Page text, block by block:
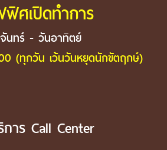
ศเปิดทำการ
นทร์ - วันอาทิตย์
(ทุกวัน เว้นวันหยุดนักขัตฤกษ์)
การ Call Center